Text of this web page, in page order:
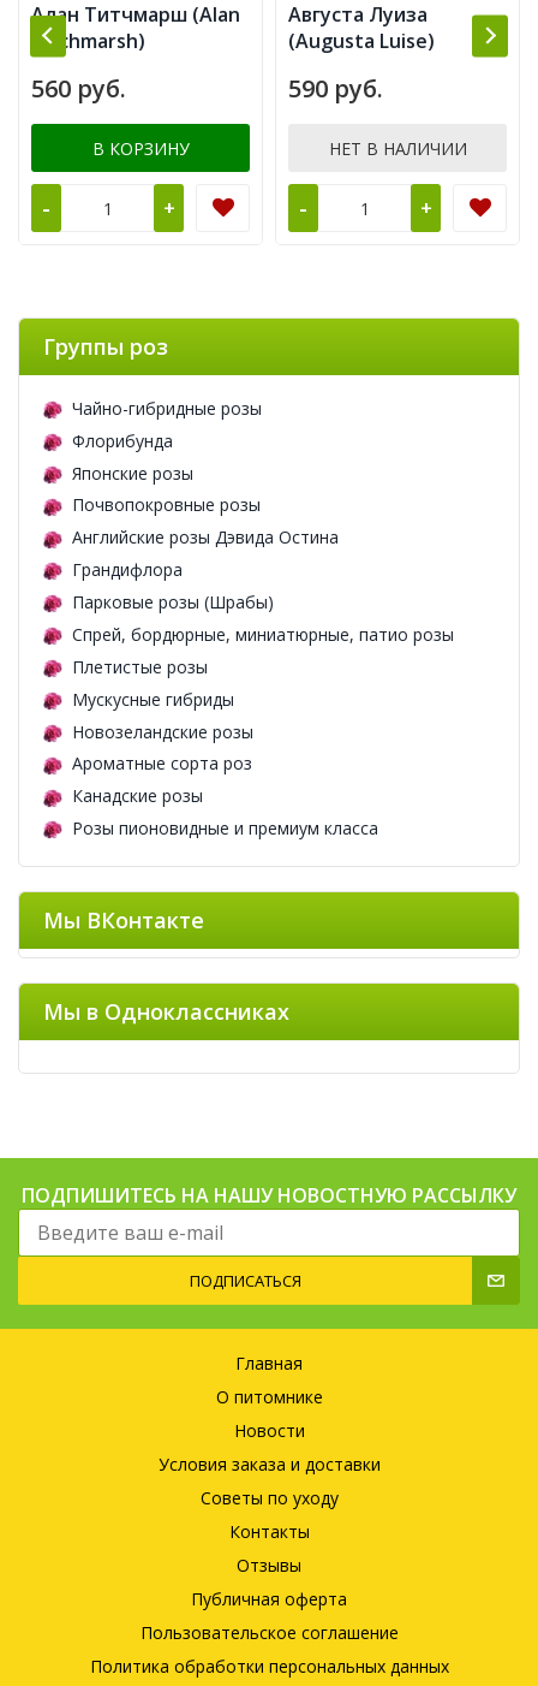
Алан Титчмарш (Alan
Titchmarsh)
560 руб.
В КОРЗИНУ
- +
Августа Луиза
(Augusta Luise)
590 руб.
НЕТ В НАЛИЧИИ
- +
Группы роз
Чайно-гибридные розы
Флорибунда
Японские розы
Почвопокровные розы
Английские розы Дэвида Остина
Грандифлора
Парковые розы (Шрабы)
Спрей, бордюрные, миниатюрные, патио розы
Плетистые розы
Мускусные гибриды
Новозеландские розы
Ароматные сорта роз
Канадские розы
Розы пионовидные и премиум класса
Мы ВКонтакте
Мы в Одноклассниках
ПОДПИШИТЕСЬ НА НАШУ НОВОСТНУЮ РАССЫЛКУ
ПОДПИСАТЬСЯ
Главная
О питомнике
Новости
Условия заказа и доставки
Советы по уходу
Контакты
Отзывы
Публичная оферта
Пользовательское соглашение
Политика обработки персональных данных